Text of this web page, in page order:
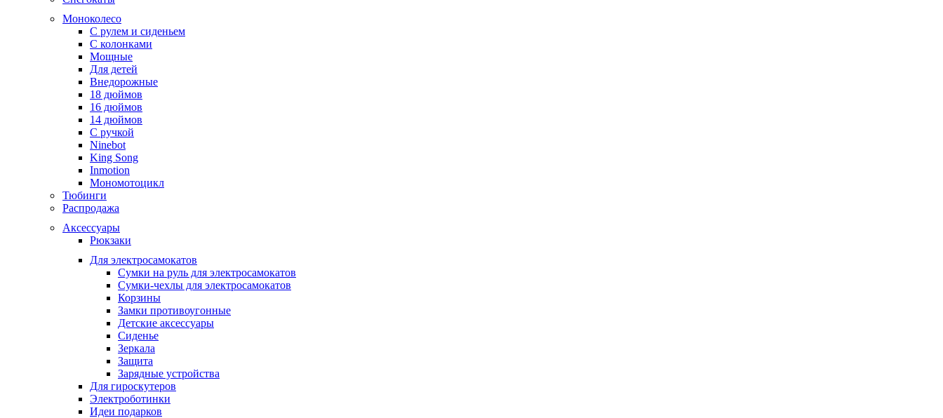
Моноколесо
С рулем и сиденьем
С колонками
Мощные
Для детей
Внедорожные
18 дюймов
16 дюймов
14 дюймов
С ручкой
Ninebot
King Song
Inmotion
Мономотоцикл
Тюбинги
Распродажа
Аксессуары
Рюкзаки
Для электросамокатов
Сумки на руль для электросамокатов
Сумки-чехлы для электросамокатов
Корзины
Замки противоугонные
Детские аксессуары
Сиденье
Зеркала
Защита
Зарядные устройства
Для гироскутеров
Электроботинки
Идеи подарков